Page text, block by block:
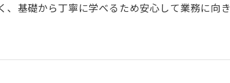
基礎から丁寧に学べるため安心して業務に向き